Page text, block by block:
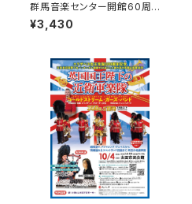
群馬音楽センター開館60周年
記念誌 1冊 ＋PDFカラー版C
D（プレゼント）
¥3,430